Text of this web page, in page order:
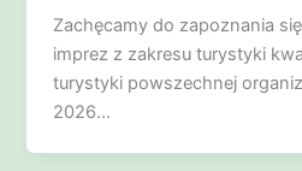
Zachęcamy do zapoznania
imprez z zakresu turystyki
turystyki powszechnej
2026…